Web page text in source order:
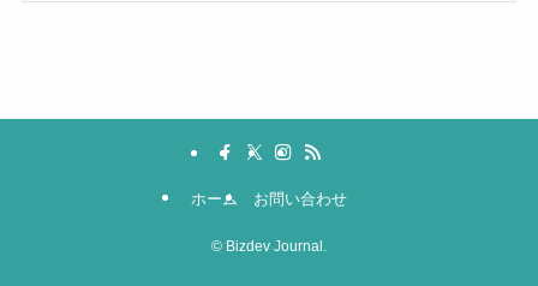
ホーム お問い合わせ
© Bizdev Journal.